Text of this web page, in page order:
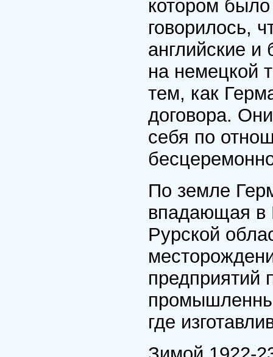
котором
говорилось,
английские и
на немецкой
тем, как
договора.
себя по
По земле
впадающая в
Рурской
предприятий
где